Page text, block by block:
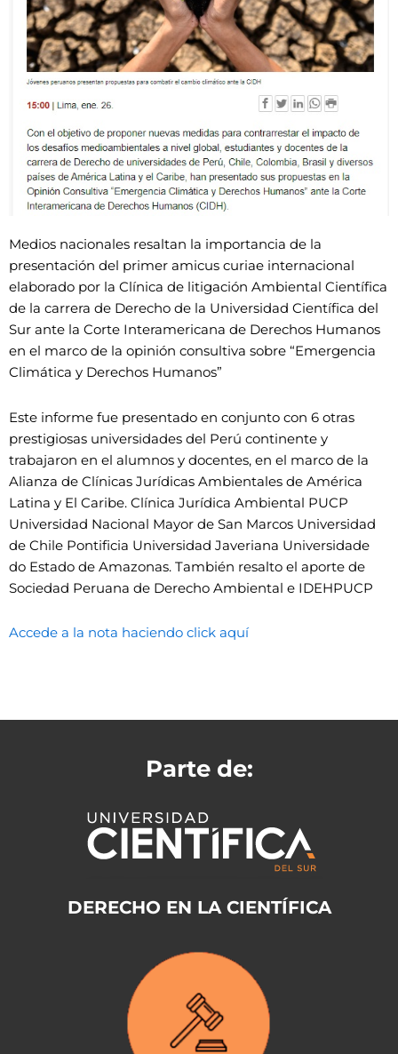
Medios nacionales resaltan la importancia de la
presentación del primer amicus curiae internacional
elaborado por la Clínica de litigación Ambiental Científica
de la carrera de Derecho de la Universidad Científica del
Sur ante la Corte Interamericana de Derechos Humanos
en el marco de la opinión consultiva sobre “Emergencia
Climática y Derechos Humanos”
Este informe fue presentado en conjunto con 6 otras
prestigiosas universidades del Perú continente y
trabajaron en el alumnos y docentes, en el marco de la
Alianza de Clínicas Jurídicas Ambientales de América
Latina y El Caribe. Clínica Jurídica Ambiental PUCP
Universidad Nacional Mayor de San Marcos Universidad
de Chile Pontificia Universidad Javeriana Universidade
do Estado de Amazonas. También resalto el aporte de
Sociedad Peruana de Derecho Ambiental e IDEHPUCP
Accede a la nota haciendo click aquí
Parte de:
DERECHO EN LA CIENTÍFICA